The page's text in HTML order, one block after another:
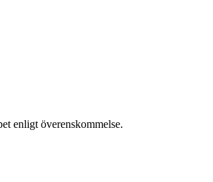
enligt överenskommelse.